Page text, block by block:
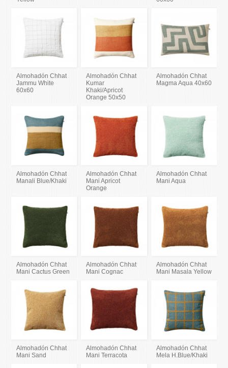
Almohadón Chhat
Jammu White
60x60
Almohadón Chhat
Kumar
Khaki/Apricot
Orange 50x50
Almohadón Chhat
Magma Aqua 40x60
Almohadón Chhat
Manali Blue/Khaki
Almohadón Chhat
Mani Apricot
Orange
Almohadón Chhat
Mani Aqua
Almohadón Chhat
Mani Cactus Green
Almohadón Chhat
Mani Cognac
Almohadón Chhat
Mani Masala Yellow
Almohadón Chhat
Mani Sand
Almohadón Chhat
Mani Terracota
Almohadón Chhat
Mela H.Blue/Khaki